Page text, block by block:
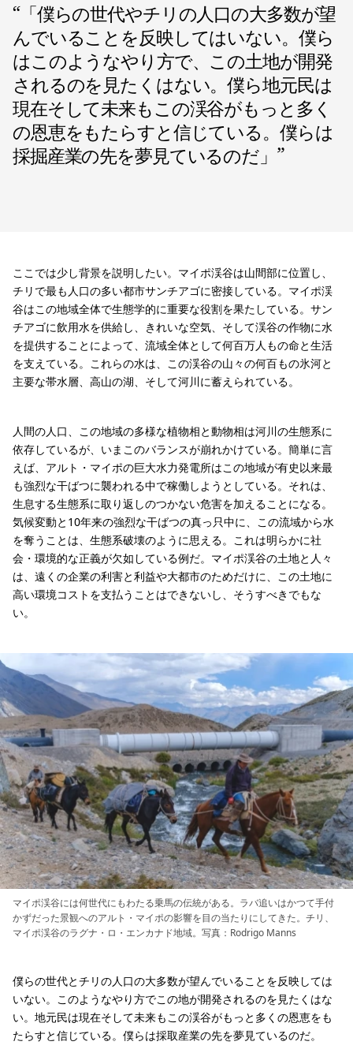
“「僕らの世代やチリの人口の大多数が望
んでいることを反映してはいない。僕ら
はこのようなやり方で、この土地が開発
されるのを見たくはない。僕ら地元民は
現在そして未来もこの渓谷がもっと多く
の恩恵をもたらすと信じている。僕らは
採掘産業の先を夢見ているのだ」 ”
ここでは少し背景を説明したい。マイポ渓谷は山間部に位置し、
チリで最も人口の多い都市サンチアゴに密接している。マイポ渓
谷はこの地域全体で生態学的に重要な役割を果たしている。サン
チアゴに飲用水を供給し、きれいな空気、そして渓谷の作物に水
を提供することによって、流域全体として何百万人もの命と生活
を支えている。これらの水は、この渓谷の山々の何百もの氷河と
主要な帯水層、高山の湖、そして河川に蓄えられている。
人間の人口、この地域の多様な植物相と動物相は河川の生態系に
依存しているが、いまこのバランスが崩れかけている。簡単に言
えば、アルト・マイポの巨大水力発電所はこの地域が有史以来最
も強烈な干ばつに襲われる中で稼働しようとしている。それは、
生息する生態系に取り返しのつかない危害を加えることになる。
気候変動と10年来の強烈な干ばつの真っ只中に、この流域から水
を奪うことは、生態系破壊のように思える。これは明らかに社
会・環境的な正義が欠如している例だ。マイポ渓谷の土地と人々
は、遠くの企業の利害と利益や大都市のためだけに、この土地に
高い環境コストを支払うことはできないし、そうすべきでもな
い。
マイポ渓谷には何世代にもわたる乗馬の伝統がある。ラバ追いはかつて手付
かずだった景観へのアルト・マイポの影響を目の当たりにしてきた。チリ、
マイポ渓谷のラグナ・ロ・エンカナド地域。写真：Rodrigo Manns
僕らの世代とチリの人口の大多数が望んでいることを反映しては
いない。このようなやり方でこの地が開発されるのを見たくはな
い。地元民は現在そして未来もこの渓谷がもっと多くの恩恵をも
たらすと信じている。僕らは採取産業の先を夢見ているのだ。